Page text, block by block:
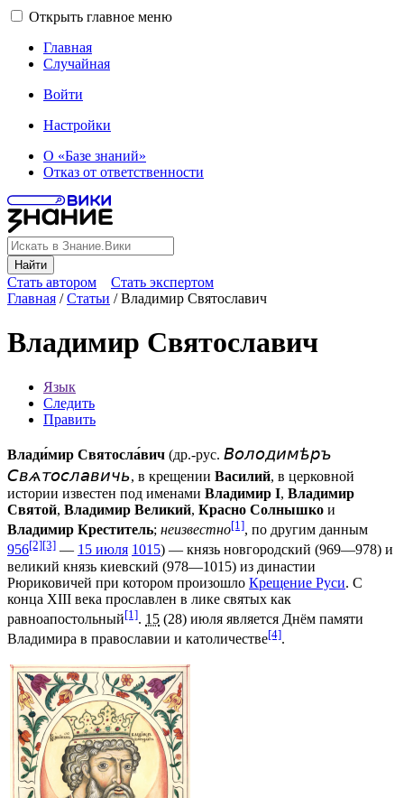
Открыть главное меню
Главная
Случайная
Войти
Настройки
О «Базе знаний»
Отказ от ответственности
Найти
Стать автором
Стать экспертом
Главная /Статьи /Владимир Святославич
Владимир Святославич
Язык
Следить
Править
Влади́мир Святосла́вич (др.-рус. Володимѣръ
Свѧтославичь, в крещении Василий, в церковной
истории известен под именами Владимир I, Владимир
Святой, Владимир Великий, Красно Солнышко и
Владимир Креститель; неизвестно[1], по другим данным
956[2][3] — 15 июля 1015) — князь новгородский (969—978) и
великий князь киевский (978—1015) из династии
Рюриковичей при котором произошло Крещение Руси. С
конца XIII века прославлен в лике святых как
равноапостольный[1]. 15 (28) июля является Днём памяти
Владимира в православии и католичестве[4].